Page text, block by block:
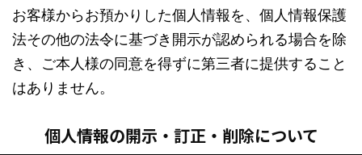
お客様からお預かりした個人情報を、個人情報保護
法その他の法令に基づき開示が認められる場合を除
き、ご本人様の同意を得ずに第三者に提供すること
はありません。
個人情報の開示・訂正・削除について